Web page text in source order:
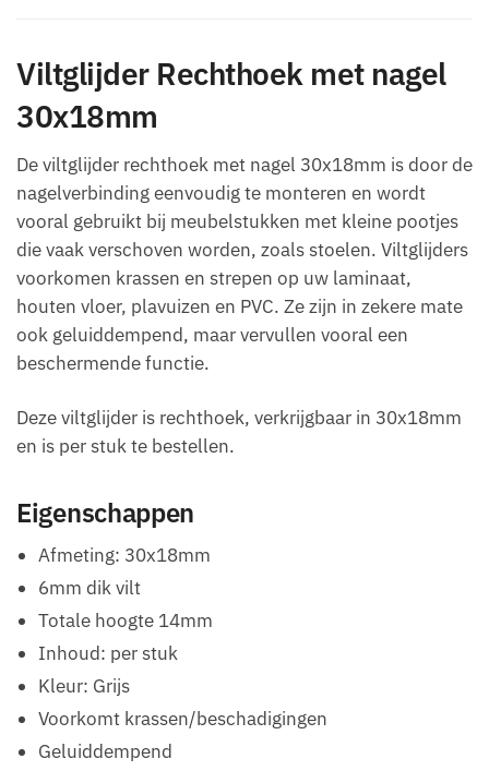
Viltglijder Rechthoek met nagel
30x18mm
De viltglijder rechthoek met nagel 30x18mm is door de
nagelverbinding eenvoudig te monteren en wordt
vooral gebruikt bij meubelstukken met kleine pootjes
die vaak verschoven worden, zoals stoelen. Viltglijders
voorkomen krassen en strepen op uw laminaat,
houten vloer, plavuizen en PVC. Ze zijn in zekere mate
ook geluiddempend, maar vervullen vooral een
beschermende functie.
Deze viltglijder is rechthoek, verkrijgbaar in 30x18mm
en is per stuk te bestellen.
Eigenschappen
Afmeting: 30x18mm
6mm dik vilt
Totale hoogte 14mm
Inhoud: per stuk
Kleur: Grijs
Voorkomt krassen/beschadigingen
Geluiddempend